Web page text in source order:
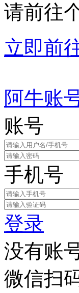
请前往
立即前
阿牛账
账号
手机号
登录
没有账
微信扫